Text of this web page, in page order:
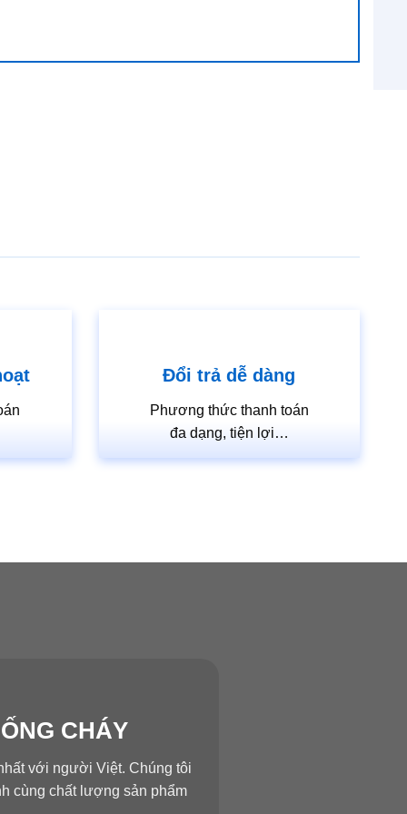
Đổi trả dễ dàng
Phương thức thanh toán
đa dạng, tiện lợi…
CHÁY
với người Việt. Chúng tôi
cùng chất lượng sản phẩm